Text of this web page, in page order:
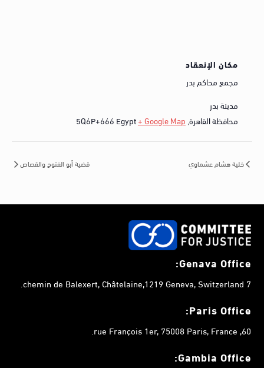
مكان الإنعقاد
مجمع محاكم بدر
مدينة بدر
محافظة القاهرة,
5Q6P+666 Egypt+ Google Map
خلية هشام عشماوي قضية أبو الفتوح والقصاص
Genava Office:
7 chemin de Balexert, Châtelaine,1219 Geneva, Switzerland.
Paris Office:
60, rue François 1er, 75008 Paris, France.
Gambia Office: